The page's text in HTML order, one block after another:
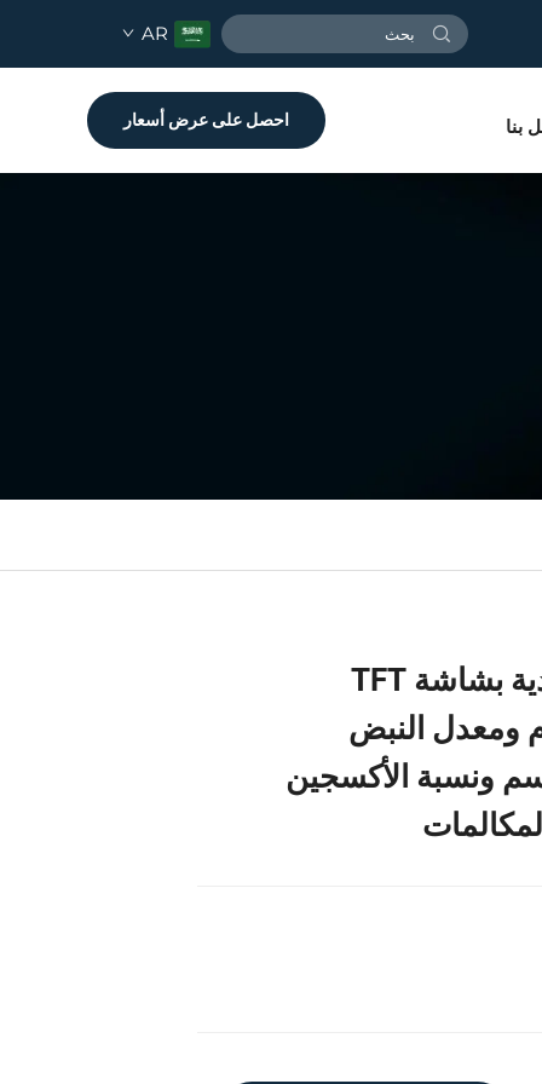
AR
بنا احصل على عرض أسعار
ساعة ذكية اقتصادية بشاشة TFT
ومعدل النبض
ونسبة الأكسجين